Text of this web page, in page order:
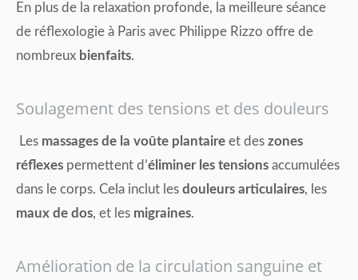
En plus de la relaxation profonde, la meilleure séance
de réflexologie à Paris avec Philippe Rizzo offre de
nombreux bienfaits.
Soulagement des tensions et des douleurs
Les massages de la voûte plantaire et des zones
réflexes permettent d’éliminer les tensions accumulées
dans le corps. Cela inclut les douleurs articulaires, les
maux de dos, et les migraines.
Amélioration de la circulation sanguine et